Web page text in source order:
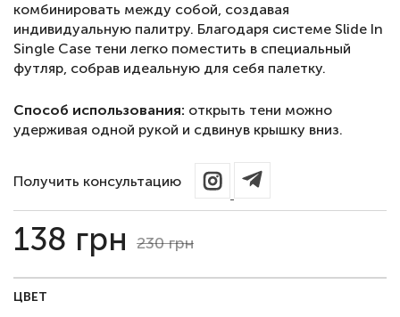
комбинировать между собой, создавая
индивидуальную палитру. Благодаря системе Slide In
Single Case тени легко поместить в специальный
футляр, собрав идеальную для себя палетку.
Способ использования: открыть тени можно
удерживая одной рукой и сдвинув крышку вниз.
Получить консультацию
138 грн 230грн
ЦВЕТ